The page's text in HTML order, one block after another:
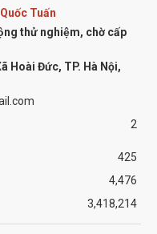
Tuấn
thử nghiệm, chờ cấp
Hoài Đức, TP. Hà Nội,
2
425
4,476
3,418,214